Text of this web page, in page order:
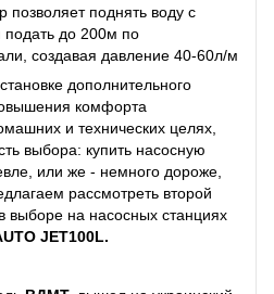
поднять воду с
до 200м по
создавая давление 40-60л/м
дополнительного
комфорта
и технических целях,
выбора: купить насосную
или же - немного дороже,
рассмотреть второй
выборе на насосных станциях
JET100L.